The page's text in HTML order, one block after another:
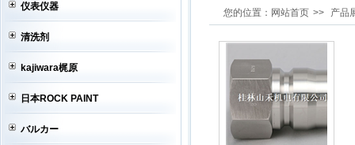
仪表仪器
清洗剂
kajiwara梶原
日本ROCK PAINT
バルカー
您的位置： 网站首页 >> 产品